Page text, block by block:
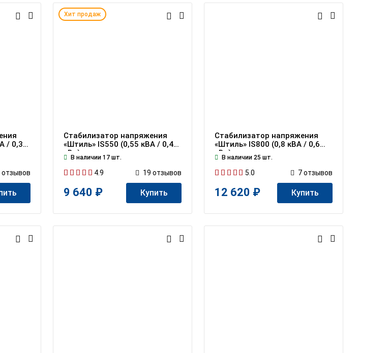
/ 0,3
отзывов
Хит продаж
Стабилизатор напряжения
«Штиль» IS550 (0,55 кВА / 0,4
кВт)В наличии 17 шт.
4.9 19 отзывов
9 640 ₽ Купить
Стабилизатор напряжения
«Штиль» IS800 (0,8 кВА / 0,6
кВт)В наличии 25 шт.
5.0 7отзывов
12 620 ₽ Купить